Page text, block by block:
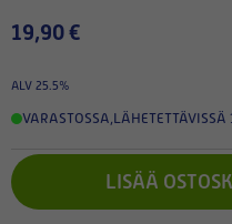
19,90 €
ALV 25.5%
VARASTOSSA,LÄHETETTÄVISSÄ
LISÄÄ